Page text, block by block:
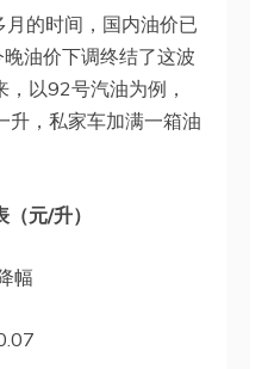
的时间，国内油价已
油价下调终结了这波
以92号汽油为例，
升，私家车加满一箱油
元/升）
幅